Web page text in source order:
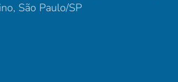
São Paulo/SP